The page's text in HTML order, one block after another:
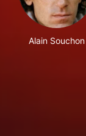
Alain Souchon